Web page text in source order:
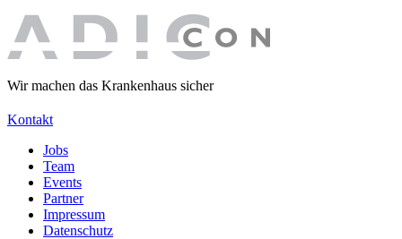
Wir machen das Krankenhaus sicher
Kontakt
Jobs
Team
Events
Partner
Impressum
Datenschutz